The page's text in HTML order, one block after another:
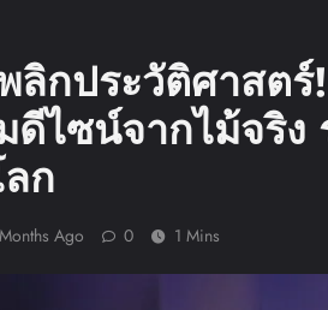
ลิกประวัติศาสต
ดีไซน์จากไม้จริง
ก
Ago 0 1 Mins